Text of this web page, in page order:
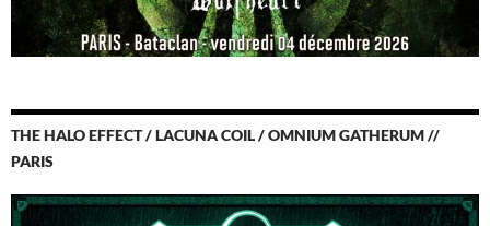
THE HALO EFFECT / LACUNA COIL / OMNIUM GATHERUM //
PARIS